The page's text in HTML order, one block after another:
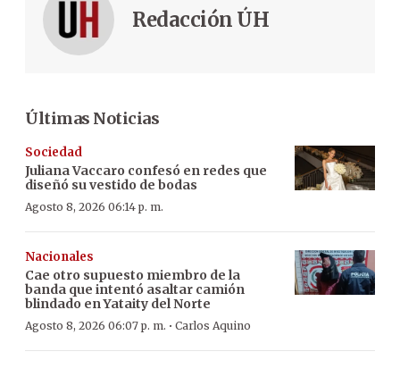
Redacción ÚH
Últimas Noticias
Sociedad
Juliana Vaccaro confesó en redes que
diseñó su vestido de bodas
Agosto 8, 2026 06:14 p. m.
Nacionales
Cae otro supuesto miembro de la
banda que intentó asaltar camión
blindado en Yataity del Norte
Agosto 8, 2026 06:07 p. m. · Carlos Aquino